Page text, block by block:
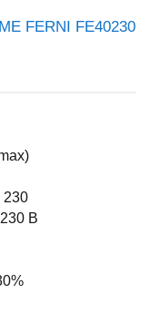
FERNI FE40230
230
B